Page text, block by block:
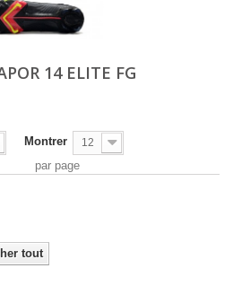
14 ELITE FG
Montrer 12
par page
tout